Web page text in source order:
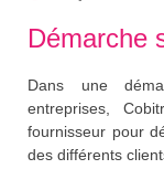
Démarche
Dans une
entreprises,
fournisseur pour
des différents